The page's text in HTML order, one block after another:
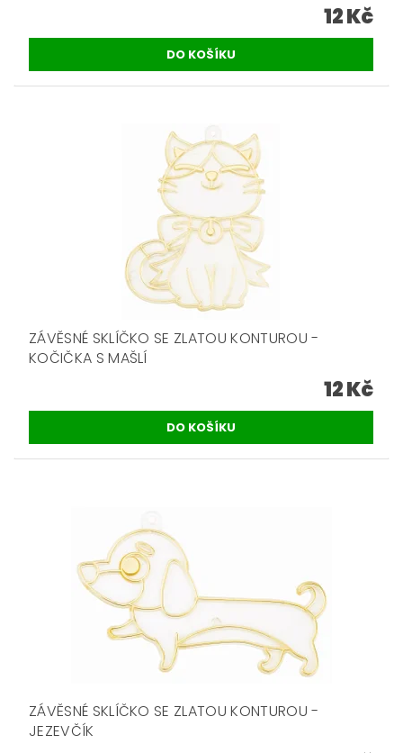
12 Kč
ZÁVĚSNÉ SKLÍČKO SE ZLATOU KONTUROU -
KOČIČKA S MAŠLÍ
12 Kč
ZÁVĚSNÉ SKLÍČKO SE ZLATOU KONTUROU -
JEZEVČÍK